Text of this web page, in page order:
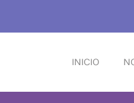
INICIO